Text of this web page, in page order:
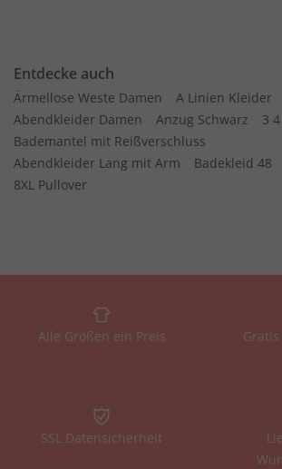
Entdecke auch
Ärmellose Weste Damen
A Linien Kleider
Abendkleider Damen
Anzug Schwarz
3
Bademantel mit Reißverschluss
Abendkleider Lang mit Arm
Badekleid 48
8XL Pullover
Alle Größen ein Preis
SSL Datensicherheit